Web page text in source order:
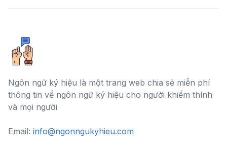
Ngôn ngữ ký hiệu là một trang web chia sẻ miễn phí
thông tin về ngôn ngữ ký hiệu cho người khiếm thính
và mọi người
Email: info@ngonngukyhieu.com